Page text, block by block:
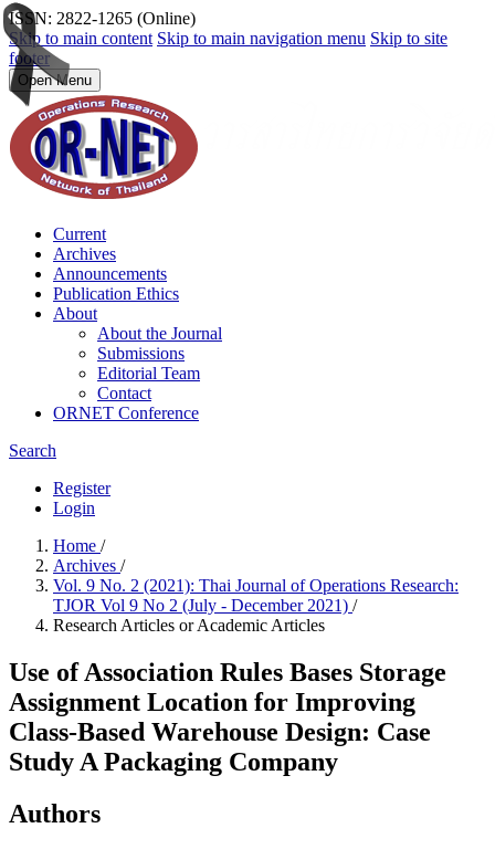
ISSN: 2822-1265 (Online)
Skip to main content Skip to main navigation menu Skip to site
footer
Open Menu
Current
Archives
Announcements
Publication Ethics
About
About the Journal
Submissions
Editorial Team
Contact
ORNET Conference
Search
Register
Login
Home /
Archives /
Vol. 9 No. 2 (2021): Thai Journal of Operations Research:
TJOR Vol 9 No 2 (July - December 2021) /
Research Articles or Academic Articles
Use of Association Rules Bases Storage
Assignment Location for Improving
Class-Based Warehouse Design: Case
Study A Packaging Company
Authors